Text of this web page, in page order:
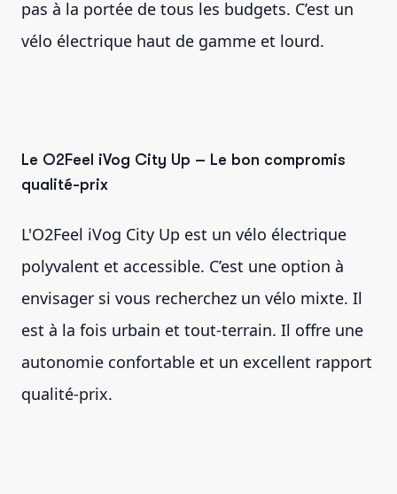
pas à la portée de tous les budgets. C’est un
vélo électrique haut de gamme et lourd.
Le O2Feel iVog City Up – Le bon compromis
qualité-prix
L'O2Feel iVog City Up est un vélo électrique
polyvalent et accessible. C’est une option à
envisager si vous recherchez un vélo mixte. Il
est à la fois urbain et tout-terrain. Il offre une
autonomie confortable et un excellent rapport
qualité-prix.